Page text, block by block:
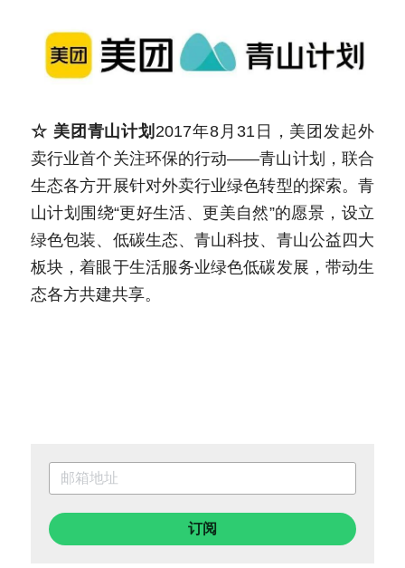
☆ 美团青山计划 2017年8月31日，美团发起外
卖行业首个关注环保的行动——青山计划，联合
生态各方开展针对外卖行业绿色转型的探索。青
山计划围绕“更好生活、更美自然”的愿景，设立
绿色包装、低碳生态、青山科技、青山公益四大
板块，着眼于生活服务业绿色低碳发展，带动生
态各方共建共享。
订阅